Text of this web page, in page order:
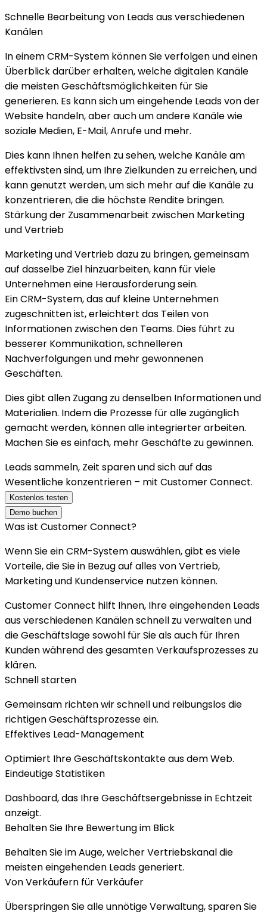
Schnelle Bearbeitung von Leads aus verschiedenen
Kanälen
In einem CRM-System können Sie verfolgen und einen
Überblick darüber erhalten, welche digitalen Kanäle
die meisten Geschäftsmöglichkeiten für Sie
generieren. Es kann sich um eingehende Leads von der
Website handeln, aber auch um andere Kanäle wie
soziale Medien, E-Mail, Anrufe und mehr.
Dies kann Ihnen helfen zu sehen, welche Kanäle am
effektivsten sind, um Ihre Zielkunden zu erreichen, und
kann genutzt werden, um sich mehr auf die Kanäle zu
konzentrieren, die die höchste Rendite bringen.
Stärkung der Zusammenarbeit zwischen Marketing
und Vertrieb
Marketing und Vertrieb dazu zu bringen, gemeinsam
auf dasselbe Ziel hinzuarbeiten, kann für viele
Unternehmen eine Herausforderung sein.
EinCRM-System, das auf kleine Unternehmen
zugeschnitten ist, erleichtert das Teilen von
Informationen zwischen den Teams. Dies führt zu
besserer Kommunikation, schnelleren
Nachverfolgungen und mehr gewonnenen
Geschäften.
Dies gibt allen Zugang zu denselben Informationen und
Materialien. Indem die Prozesse für alle zugänglich
gemacht werden, können alle integrierter arbeiten.
Machen Sie es einfach, mehr Geschäfte zu gewinnen.
Leads sammeln, Zeit sparen und sich auf das
Wesentliche konzentrieren – mit Customer Connect.
Kostenlos testen
Demo buchen
Was ist Customer Connect?
Wenn Sie ein CRM-System auswählen, gibt es viele
Vorteile, die Sie in Bezug auf alles von Vertrieb,
Marketing und Kundenservice nutzen können.
Customer Connect hilft Ihnen, Ihre eingehenden Leads
aus verschiedenen Kanälen schnell zu verwalten und
die Geschäftslage sowohl für Sie als auch für Ihren
Kunden während des gesamten Verkaufsprozesses zu
klären.
Schnell starten
Gemeinsam richten wir schnell und reibungslos die
richtigen Geschäftsprozesse ein.
Effektives Lead-Management
Optimiert Ihre Geschäftskontakte aus dem Web.
Eindeutige Statistiken
Dashboard, das Ihre Geschäftsergebnisse in Echtzeit
anzeigt.
Behalten Sie Ihre Bewertung im Blick
Behalten Sie im Auge, welcher Vertriebskanal die
meisten eingehenden Leads generiert.
Von Verkäufern für Verkäufer
Überspringen Sie alle unnötige Verwaltung, sparen Sie